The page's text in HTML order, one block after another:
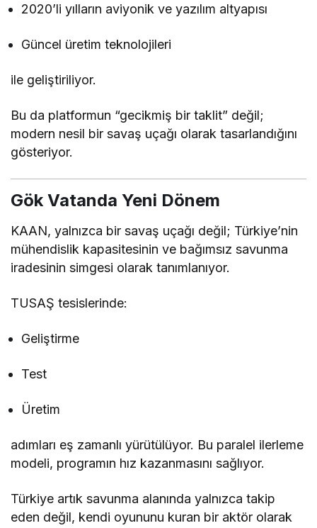
2020’li yılların aviyonik ve yazılım altyapısı
Güncel üretim teknolojileri
ile geliştiriliyor.
Bu da platformun “gecikmiş bir taklit” değil;
modern nesil bir savaş uçağı olarak tasarlandığını
gösteriyor.
Gök Vatanda Yeni Dönem
KAAN, yalnızca bir savaş uçağı değil; Türkiye’nin
mühendislik kapasitesinin ve bağımsız savunma
iradesinin simgesi olarak tanımlanıyor.
TUSAŞ tesislerinde:
Geliştirme
Test
Üretim
adımları eş zamanlı yürütülüyor. Bu paralel ilerleme
modeli, programın hız kazanmasını sağlıyor.
Türkiye artık savunma alanında yalnızca takip
eden değil, kendi oyununu kuran bir aktör olarak